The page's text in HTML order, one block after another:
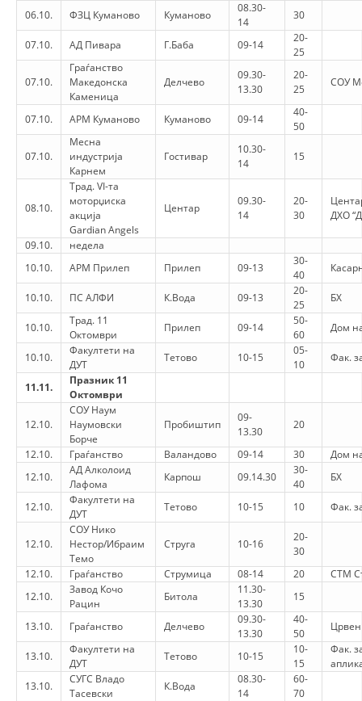
KUVENDI
DREJTA NDERKOMBETARE HUMANITARE
PËRDORIMIN DHE MBROJTJEN E STEMËS
PËRGATITSHMËRI DHE VEPRIM GJATË KATASTROFAVE
EKIPE PËRGJIGJE DISASTER
STACIONIN E UJIT SHPËTIMIT – VODNO
EOK E CK
PROJEKTE
MARRDHËNJE ME PUBLIKUN
HULUMTIMI I OPINIONIT PUBLIK
BASHKËPUNIM NDËRKOMBËTAR
MARRËVESHJE
PROJEKTE
VEPRIMTARI SHËNDETËSORE PREVENTIVE
MENAXHIM ME VULLNETARË
06.10.
ФЗЦ Куманово Куманово
08.30-
14
30
07.10. АД Пивара Г.Баба 09-14
20-
25
07.10.
Граѓанство
Македонска
Каменица
Делчево
09.30-
13.30
20-
25
СОУ
07.10. АРМ Куманово Куманово 09-14
40-
50
07.10.
Месна
индустрија
Карнем
Гостивар
10.30-
14
15
08.10.
Трад. VI-та
моторџиска
акција
Gardian Angels
Центар
09.30-
14
20-
30
ДХО
09.10.
недела
10.10.
АРМ Прилеп Прилеп 09-13
30-
40
10.10. ПС АЛФИ К.Вода 09-13
20-
25
БХ
10.10.
Трад. 11
Октомври
Прилеп 09-14
50-
60
Дом
10.10.
Факултети на
ДУТ
Тетово 10-15
05-
10
Фак.
11.11.
Празник 11
Октомври
12.10.
СОУ Наум
Наумовски
Борче
Пробиштип
09-
13.30
20
12.10. Граѓанство Валандово 09-14 30
Дом
12.10.
АД Алколоид
Лафома
Карпош 09.14.30
30-
40
БХ
12.10.
Факултети на
ДУТ
Тетово 10-15 10 Фак.
12.10.
СОУ Нико
Нестор/Ибраим
Темо
Струга 10-16
20-
30
12.10.
Граѓанство Струмица 08-14 20
СТМ
12.10.
Завод Кочо
Рацин
Битола
11.30-
13.30
15
13.10. Граѓанство Делчево
09.30-
13.30
40-
50
Црвен
13.10.
Факултети на
ДУТ
Тетово 10-15
10-
15
Фак.
13.10.
СУГС Владо
Тасевски
К.Вода
08.30-
14
60-
70